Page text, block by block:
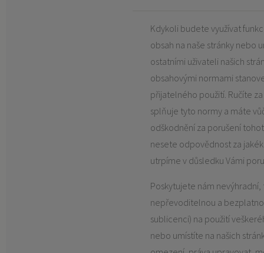
Kdykoli budete využívat
obsah na naše stránky nebo
ostatními uživateli našich
obsahovými normami
přijatelného použití. Ručíte
splňuje tyto normy a máte
odškodnění za porušení
nesete odpovědnost za
utrpíme v důsledku Vámi
Poskytujete nám
nepřevoditelnou a
sublicenci) na použití
nebo umístíte na našich